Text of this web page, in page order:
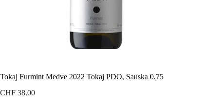
Tokaj Furmint Medve 2022 Tokaj PDO, Sauska 0,75
CHF 38.00